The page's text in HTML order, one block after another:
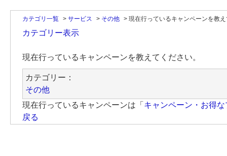
カテゴリ一覧 > サービス > その他 > 現在行っているキャンペーンを教
カテゴリー表示
現在行っているキャンペーンを教えてください。
カテゴリー：
その他
現在行っているキャンペーンは「 キャンペーン・お得
戻る